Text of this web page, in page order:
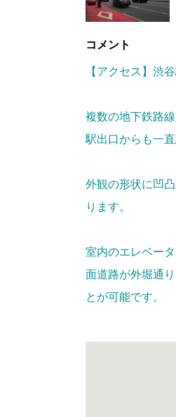
コメント
【アクセス】渋
複数の地下鉄路
駅出口からも一
外観の形状に凹
ります。
室内のエレベー
面道路が外堀通
とが可能です。